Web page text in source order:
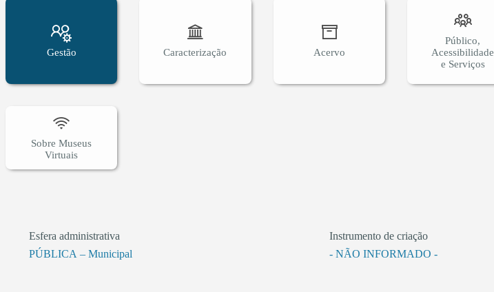
Gestão
Esfera administrativa
PÚBLICA – Municipal
Instrumento de criação
- NÃO INFORMADO -
Caracterização Acervo
Público,
Acessibilidade
e Serviços
Sobre Museus
Virtuais